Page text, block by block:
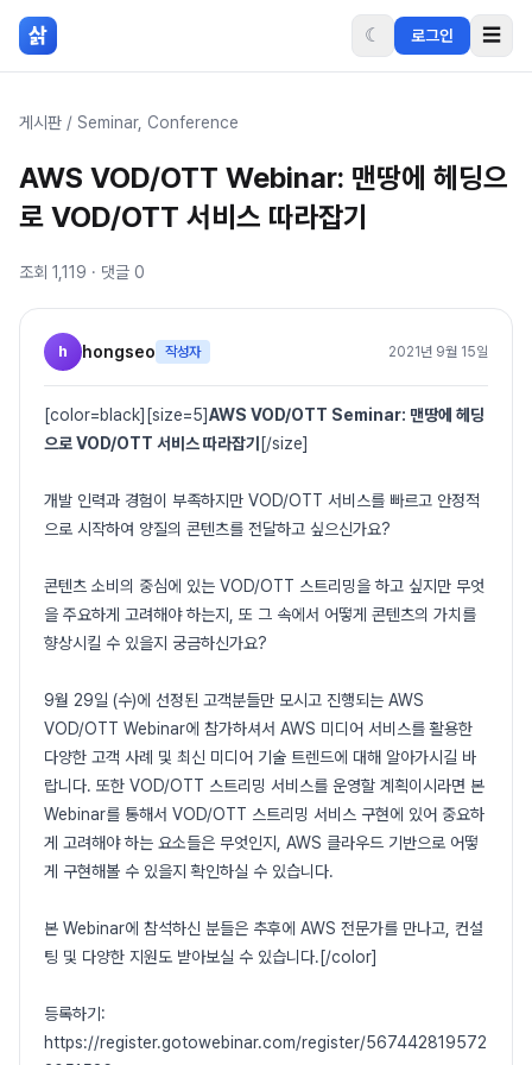
본문 바로가기
삵 ☾ 로그인 ☰
게시판 / Seminar, Conference
AWS VOD/OTT Webinar: 맨땅에 헤딩으
로 VOD/OTT 서비스 따라잡기
조회 1,119 · 댓글 0
h hongseo 작성자 2021년 9월 15일
[color=black][size=5]AWS VOD/OTT Seminar: 맨땅에 헤딩
으로 VOD/OTT 서비스 따라잡기 [/size]
개발 인력과 경험이 부족하지만 VOD/OTT 서비스를 빠르고 안정적
으로 시작하여 양질의 콘텐츠를 전달하고 싶으신가요?
콘텐츠 소비의 중심에 있는 VOD/OTT 스트리밍을 하고 싶지만 무엇
을 주요하게 고려해야 하는지, 또 그 속에서 어떻게 콘텐츠의 가치를
향상시킬 수 있을지 궁금하신가요?
9월 29일 (수)에 선정된 고객분들만 모시고 진행되는 AWS
VOD/OTT Webinar에 참가하셔서 AWS 미디어 서비스를 활용한
다양한 고객 사례 및 최신 미디어 기술 트렌드에 대해 알아가시길 바
랍니다. 또한 VOD/OTT 스트리밍 서비스를 운영할 계획이시라면 본
Webinar를 통해서 VOD/OTT 스트리밍 서비스 구현에 있어 중요하
게 고려해야 하는 요소들은 무엇인지, AWS 클라우드 기반으로 어떻
게 구현해볼 수 있을지 확인하실 수 있습니다.
본 Webinar에 참석하신 분들은 추후에 AWS 전문가를 만나고, 컨설
팅 및 다양한 지원도 받아보실 수 있습니다.[/color]
등록하기:
https://register.gotowebinar.com/register/567442819572